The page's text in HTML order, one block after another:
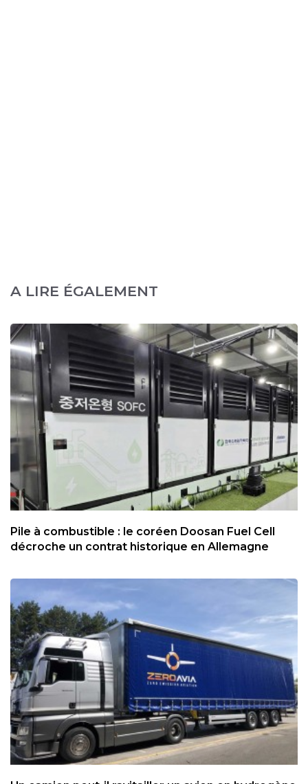
A LIRE ÉGALEMENT
Pile à combustible : le coréen Doosan Fuel Cell
décroche un contrat historique en Allemagne